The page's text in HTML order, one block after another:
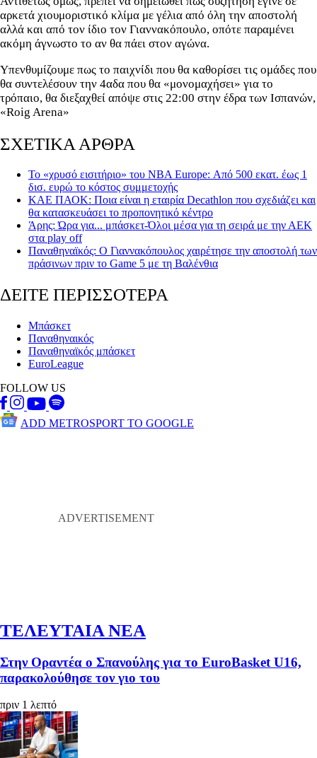
αρκετά χιουμοριστικό κλίμα με γέλια από όλη την αποστολή
αλλά και από τον ίδιο τον Γιαννακόπουλο, οπότε παραμένει
ακόμη άγνωστο το αν θα πάει στον αγώνα.
Υπενθυμίζουμε πως το παιχνίδι που θα καθορίσει τις ομάδες που
θα συντελέσουν την 4αδα που θα «μονομαχήσει» για το
τρόπαιο, θα διεξαχθεί απόψε στις 22:00 στην έδρα των Ισπανών,
«Roig Arena»
ΣΧΕΤΙΚΑ ΑΡΘΡΑ
Το «χρυσό εισιτήριο» του NBA Europe: Από 500 εκατ. έως 1
δισ. ευρώ το κόστος συμμετοχής
ΚΑΕ ΠΑΟΚ: Ποια είναι η εταιρία Decathlon που σχεδιάζει και
θα κατασκευάσει το προπονητικό κέντρο
Άρης: Ώρα για... μπάσκετ-Όλοι μέσα για τη σειρά με την ΑΕΚ
στα play off
Παναθηναϊκός: Ο Γιαννακόπουλος χαιρέτησε την αποστολή των
πράσινων πριν το Game 5 με τη Βαλένθια
ΔΕΙΤΕ ΠΕΡΙΣΣΟΤΕΡΑ
Μπάσκετ
Παναθηναικός
Παναθηναϊκός μπάσκετ
EuroLeague
FOLLOW US
ADD METROSPORT TO GOOGLE
ΤΕΛΕΥΤΑΙΑ ΝΕΑ
Στην Οραντέα ο Σπανούλης για το EuroBasket U16,
παρακολούθησε τον γιο του
πριν 1 λεπτό